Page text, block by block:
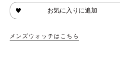
お気に入りに追加
メンズウォッチはこちら